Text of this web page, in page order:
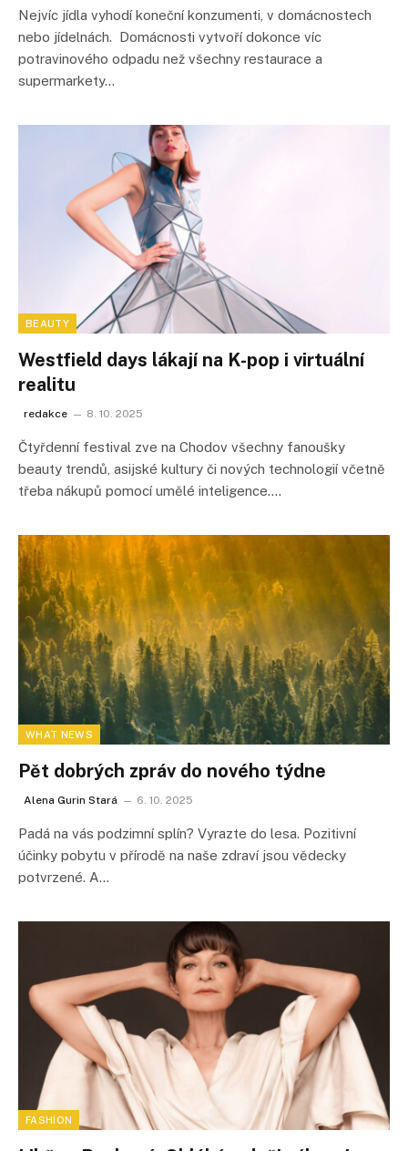
Nejvíc jídla vyhodí koneční konzumenti, v domácnostech
nebo jídelnách. Domácnosti vytvoří dokonce víc
potravinového odpadu než všechny restaurace a
supermarkety…
BEAUTY
Westfield days lákají na K-pop i virtuální
realitu
redakce 8. 10. 2025
Čtyřdenní festival zve na Chodov všechny fanoušky
beauty trendů, asijské kultury či nových technologií včetně
třeba nákupů pomocí umělé inteligence.…
WHAT NEWS
Pět dobrých zpráv do nového týdne
Alena Gurin Stará 6. 10. 2025
Padá na vás podzimní splín? Vyrazte do lesa. Pozitivní
účinky pobytu v přírodě na naše zdraví jsou vědecky
potvrzené. A…
FASHION